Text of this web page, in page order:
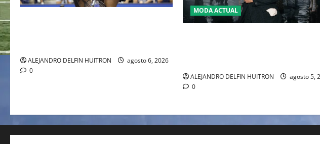
ALEJANDRO DELFIN HUITRON
agosto 6, 2026
0
MODA ACTUAL
ALEJANDRO DELFIN HUITRON
agosto 5,
0